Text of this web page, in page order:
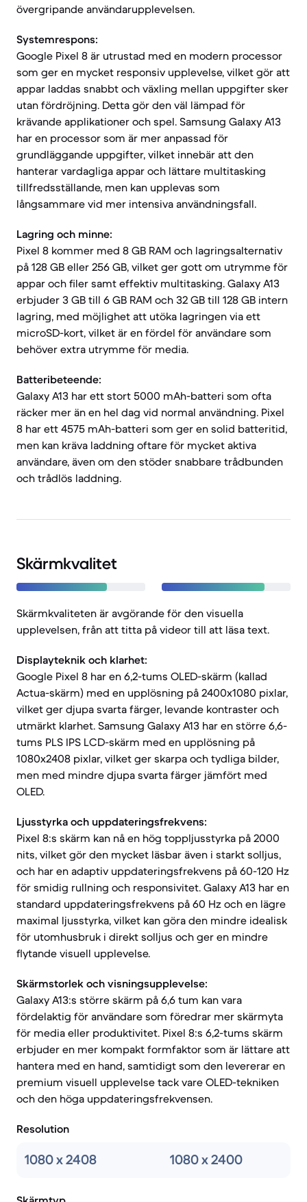
övergripande användarupplevelsen.
Systemrespons:
Google Pixel 8 är utrustad med en modern processor
som ger en mycket responsiv upplevelse, vilket gör att
appar laddas snabbt och växling mellan uppgifter sker
utan fördröjning. Detta gör den väl lämpad för
krävande applikationer och spel. Samsung Galaxy A13
har en processor som är mer anpassad för
grundläggande uppgifter, vilket innebär att den
hanterar vardagliga appar och lättare multitasking
tillfredsställande, men kan upplevas som
långsammare vid mer intensiva användningsfall.
Lagring och minne:
Pixel 8 kommer med 8 GB RAM och lagringsalternativ
på 128 GB eller 256 GB, vilket ger gott om utrymme för
appar och filer samt effektiv multitasking. Galaxy A13
erbjuder 3 GB till 6 GB RAM och 32 GB till 128 GB intern
lagring, med möjlighet att utöka lagringen via ett
microSD-kort, vilket är en fördel för användare som
behöver extra utrymme för media.
Batteribeteende:
Galaxy A13 har ett stort 5000 mAh-batteri som ofta
räcker mer än en hel dag vid normal användning. Pixel
8 har ett 4575 mAh-batteri som ger en solid batteritid,
men kan kräva laddning oftare för mycket aktiva
användare, även om den stöder snabbare trådbunden
och trådlös laddning.
Skärmkvalitet
Skärmkvaliteten är avgörande för den visuella
upplevelsen, från att titta på videor till att läsa text.
Displayteknik och klarhet:
Google Pixel 8 har en 6,2-tums OLED-skärm (kallad
Actua-skärm) med en upplösning på 2400x1080 pixlar,
vilket ger djupa svarta färger, levande kontraster och
utmärkt klarhet. Samsung Galaxy A13 har en större 6,6-
tums PLS IPS LCD-skärm med en upplösning på
1080x2408 pixlar, vilket ger skarpa och tydliga bilder,
men med mindre djupa svarta färger jämfört med
OLED.
Ljusstyrka och uppdateringsfrekvens:
Pixel 8:s skärm kan nå en hög toppljusstyrka på 2000
nits, vilket gör den mycket läsbar även i starkt solljus,
och har en adaptiv uppdateringsfrekvens på 60-120 Hz
för smidig rullning och responsivitet. Galaxy A13 har en
standard uppdateringsfrekvens på 60 Hz och en lägre
maximal ljusstyrka, vilket kan göra den mindre idealisk
för utomhusbruk i direkt solljus och ger en mindre
flytande visuell upplevelse.
Skärmstorlek och visningsupplevelse:
Galaxy A13:s större skärm på 6,6 tum kan vara
fördelaktig för användare som föredrar mer skärmyta
för media eller produktivitet. Pixel 8:s 6,2-tums skärm
erbjuder en mer kompakt formfaktor som är lättare att
hantera med en hand, samtidigt som den levererar en
premium visuell upplevelse tack vare OLED-tekniken
och den höga uppdateringsfrekvensen.
Resolution
1080 x 2408 1080 x 2400